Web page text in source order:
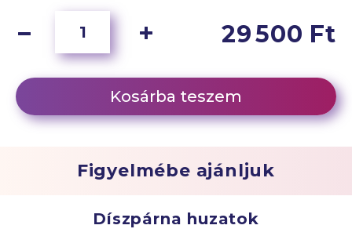
29 500 Ft
Kosárba teszem
Figyelmébe ajánljuk
Díszpárna huzatok